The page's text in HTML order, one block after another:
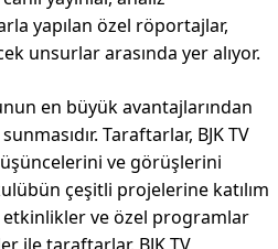
yapılan özel röportajlar,
unsurlar arasında yer alıyor.
en büyük avantajlarından
Taraftarlar, BJK TV
ve görüşlerini
çeşitli projelerine katılım
etkinlikler ve özel programlar